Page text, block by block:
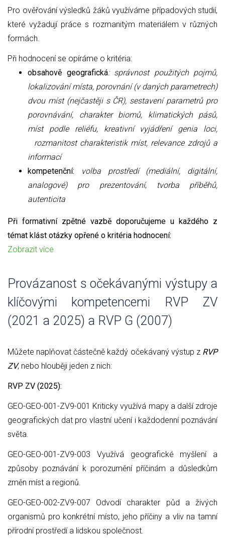
Pro ověřování výsledků žáků využíváme případových studií,
které vyžadují práce s rozmanitým materiálem v různých
formách.
Při hodnocení se opíráme o kritéria:
obsahově geografická: správnost použitých pojmů,
lokalizování místa, porovnání (v daných parametrech)
dvou míst (nejčastěji s ČR), sestavení parametrů pro
porovnávání, charakter biomů, klimatických pásů,
míst podle reliéfu, kreativní vyjádření genia loci,
rozmanitost charakteristik míst, relevance zdrojů a
informací
kompetenční:
volba prostředí (mediální, digitální,
analogové) pro prezentování,tvorba příběhů,
autenticita
Při formativní zpětné vazbě doporučujeme u každého z
témat klást otázky opřené o kritéria hodnocení:
Zobrazit více
Provázanost s očekávanými výstupy a
klíčovými kompetencemi RVP ZV
(2021 a 2025) a RVP G (2007)
Můžete naplňovat částečně každý očekávaný výstup z RVP
ZV, nebo hlouběji jeden z nich:
RVP ZV (2025):
GEO-GEO-001-ZV9-001 Kriticky využívá mapy a další zdroje
geografických dat pro vlastní učení i každodenní poznávání
světa.
GEO-GEO-001-ZV9-003 Využívá geografické myšlení a
způsoby poznávání k porozumění příčinám a důsledkům
změn míst a regionů.
GEO-GEO-002-ZV9-007 Odvodí charakter půd a živých
organismů pro konkrétní místo, jeho příčiny a vliv na tamní
přírodní prostředí a lidskou společnost.